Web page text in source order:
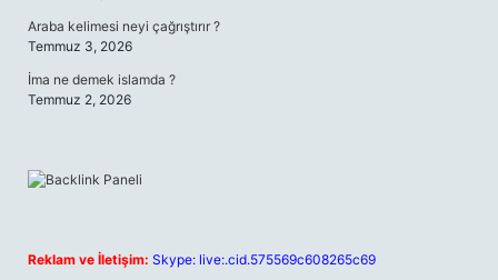
Araba kelimesi neyi çağrıştırır ?
Temmuz 3, 2026
İma ne demek islamda ?
Temmuz 2, 2026
Reklam ve İletişim: Skype: live:.cid.575569c608265c69